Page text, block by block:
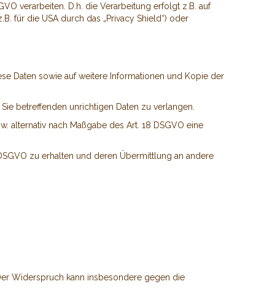
verarbeiten. D.h. die Verarbeitung erfolgt z.B. auf
für die USA durch das „Privacy Shield“) oder
Daten sowie auf weitere Informationen und Kopie der
betreffenden unrichtigen Daten zu verlangen.
alternativ nach Maßgabe des Art. 18 DSGVO eine
zu erhalten und deren Übermittlung an andere
Widerspruch kann insbesondere gegen die